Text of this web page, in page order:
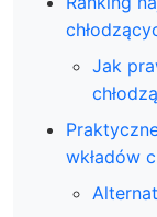
Jak
wkładów